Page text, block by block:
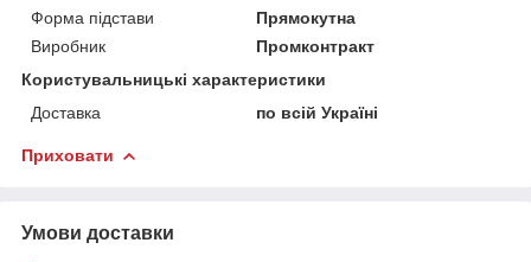
Форма підстави
Прямокутна
Виробник
Промконтракт
Користувальницькі характеристики
Доставка
по всій Україні
Приховати
Умови доставки